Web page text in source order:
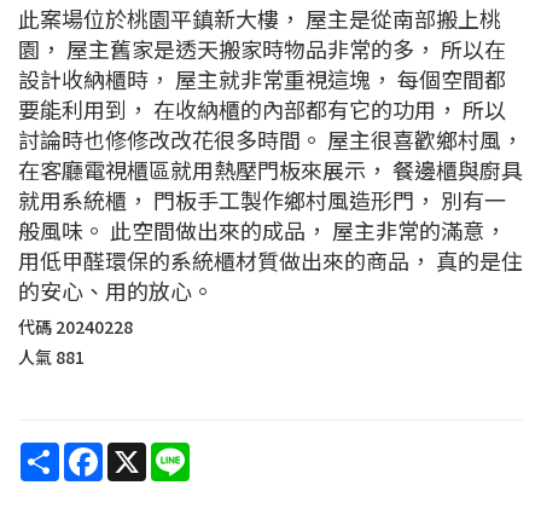
此案場位於桃園平鎮新大樓， 屋主是從南部搬上桃
園， 屋主舊家是透天搬家時物品非常的多， 所以在
設計收納櫃時， 屋主就非常重視這塊， 每個空間都
要能利用到， 在收納櫃的內部都有它的功用， 所以
討論時也修修改改花很多時間。 屋主很喜歡鄉村風，
在客廳電視櫃區就用熱壓門板來展示， 餐邊櫃與廚具
就用系統櫃， 門板手工製作鄉村風造形門， 別有一
般風味。 此空間做出來的成品， 屋主非常的滿意，
用低甲醛環保的系統櫃材質做出來的商品， 真的是住
的安心、用的放心。
代碼 20240228
人氣 881
ShareFacebook
X